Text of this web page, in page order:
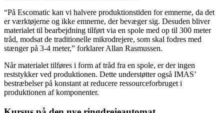
“På Escomatic kan vi halvere produktionstiden for emnerne, da det
er værktøjerne og ikke emnerne, der bevæger sig. Desuden bliver
materialet til bearbejdning tilført via en spole med op til 300 meter
tråd, modsat de traditionelle mikrodrejere, som skal fodres med
stænger på 3-4 meter,” forklarer Allan Rasmussen.
Når materialet tilføres i form af tråd fra en spole, er der ingen
reststykker ved produktionen. Dette understøtter også IMAS’
bestræbelser på konstant at reducere ressourceforbruget i
produktionen af komponenter.